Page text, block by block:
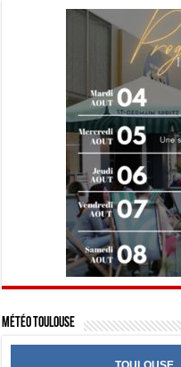
Météo Toulouse